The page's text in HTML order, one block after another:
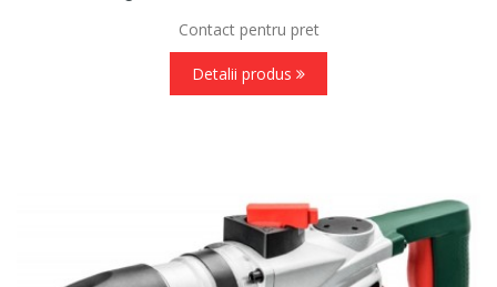
Contact pentru pret
Detalii produs